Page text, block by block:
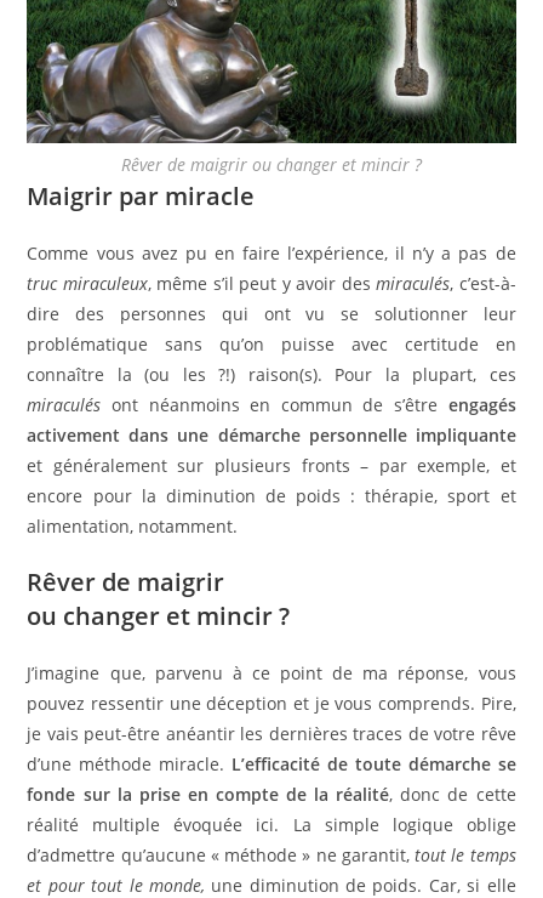
Rêver de maigrir ou changer et mincir ?
Maigrir par miracle
Comme vous avez pu en faire l’expérience, il n’y a pas de
truc miraculeux, même s’il peut y avoir desmiraculés, c’est-à-
dire des personnes qui ont vu se solutionner leur
problématique sans qu’on puisse avec certitude en
connaître la (ou les ?!) raison(s). Pour la plupart, ces
miraculés ont néanmoins en commun de s’être engagés
activement dans une démarche personnelle impliquante
et généralement sur plusieurs fronts – par exemple, et
encore pour la diminution de poids : thérapie, sport et
alimentation, notamment.
Rêver de maigrir
ou changer et mincir ?
J’imagine que, parvenu à ce point de ma réponse, vous
pouvez ressentir une déception et je vous comprends. Pire,
je vais peut-être anéantir les dernières traces de votre rêve
d’une méthode miracle. L’efficacité de toute démarche se
fonde sur la prise en compte de la réalité, donc de cette
réalité multiple évoquée ici. La simple logique oblige
d’admettre qu’aucune « méthode » ne garantit,tout le temps
et pour tout le monde, une diminution de poids. Car, si elle